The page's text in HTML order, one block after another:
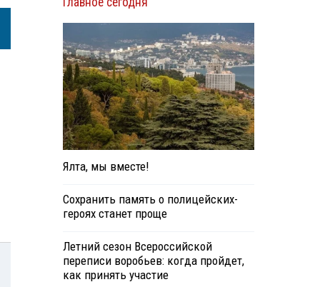
Ялта, мы вместе!
Сохранить память о полицейских-
героях станет проще
Летний сезон Всероссийской
переписи воробьев: когда пройдет,
как принять участие